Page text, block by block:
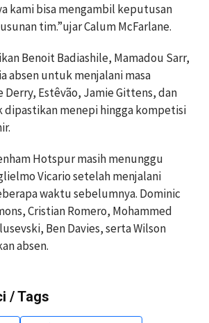
kami bisa mengambil keputusan
tim.”ujar Calum McFarlane.
Benoit Badiashile, Mamadou Sarr,
absen untuk menjalani masa
Derry, Estêvão, Jamie Gittens, dan
dipastikan menepi hingga kompetisi
Hotspur masih menunggu
Vicario setelah menjalani
waktu sebelumnya. Dominic
Cristian Romero, Mohammed
Ben Davies, serta Wilson
absen.
/ Tags